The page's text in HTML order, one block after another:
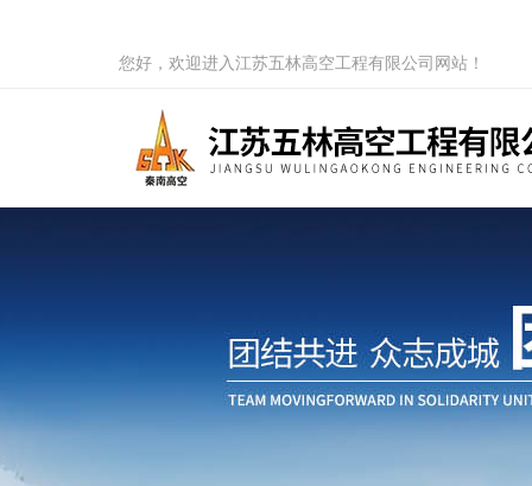
您好，欢迎进入江苏五林高空工程有限公司网站！